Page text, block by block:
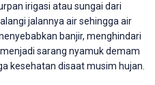
irigasi atau sungai dari
jalannya air sehingga air
banjir, menghindari
sarang nyamuk demam
kesehatan disaat musim hujan.